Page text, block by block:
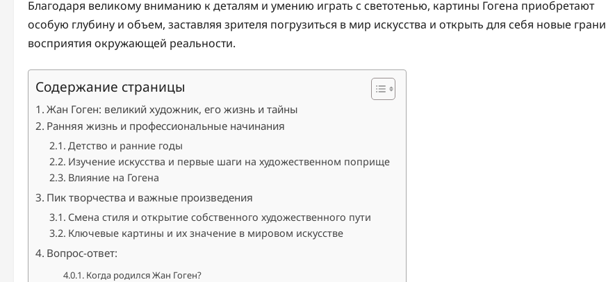
Благодаря великому вниманию к деталям и умению играть с светотенью, картины Гогена приобретают
особую глубину и объем, заставляя зрителя погрузиться в мир искусства и открыть для себя новые грани
восприятия окружающей реальности.
Содержание страницы
Жан Гоген: великий художник, его жизнь и тайны
Ранняя жизнь и профессиональные начинания
Детство и ранние годы
Изучение искусства и первые шаги на художественном поприще
Влияние на Гогена
Пик творчества и важные произведения
Смена стиля и открытие собственного художественного пути
Ключевые картины и их значение в мировом искусстве
Вопрос-ответ:
Когда родился Жан Гоген?